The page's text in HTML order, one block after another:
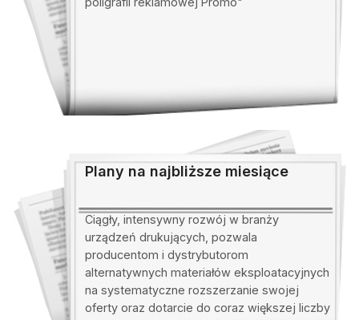
Plany na najbliższe miesiące
Ciągły, intensywny rozwój w branży
urządzeń drukujących, pozwala
producentom i dystrybutorom
alternatywnych materiałów eksploatacyjnych
na systematyczne rozszerzanie swojej
oferty oraz dotarcie do coraz większej liczby